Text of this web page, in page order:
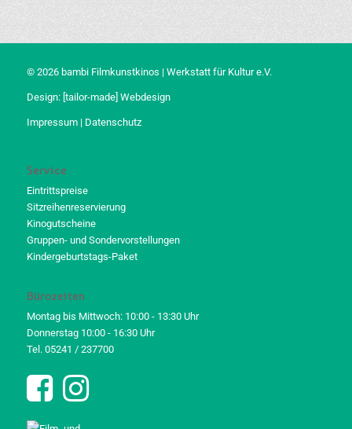
© 2026 bambi Filmkunstkinos | Werkstatt für Kultur e.V.
Design: [tailor-made] Webdesign
Impressum| Datenschutz
Service
Eintrittspreise
Sitzreihenreservierung
Kinogutscheine
Gruppen- und Sondervorstellungen
Kindergeburtstags-Paket
Bürozeiten
Montag bis Mittwoch: 10:00 - 13:30 Uhr
Donnerstag 10:00 - 16:30 Uhr
Tel. 05241 / 237700